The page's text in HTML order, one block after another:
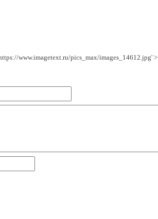
www.imagetext.ru/pics_max/images_14612.jpg' >